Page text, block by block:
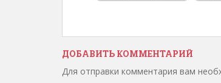
ДОБАВИТЬ КОММЕНТАРИЙ
Для отправки комментария вам